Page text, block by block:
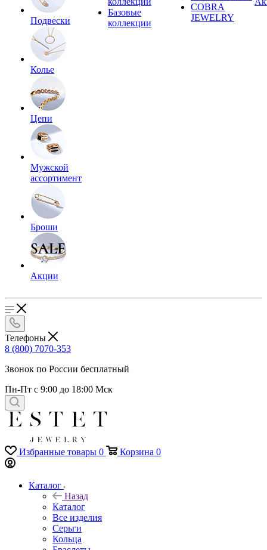
Подвески
Колье
Цепи
Мужской
ассортимент
Броши
Акции
Базовые
коллекции
COBRA
JEWELRY
Телефоны
8 (800) 7070-353
Звонок по России бесплатный
Пн-Пт с 9:00 до 18:00 Мск
Избранные товары 0 Корзина 0
Каталог
Назад
Каталог
Все изделия
Серьги
Кольца